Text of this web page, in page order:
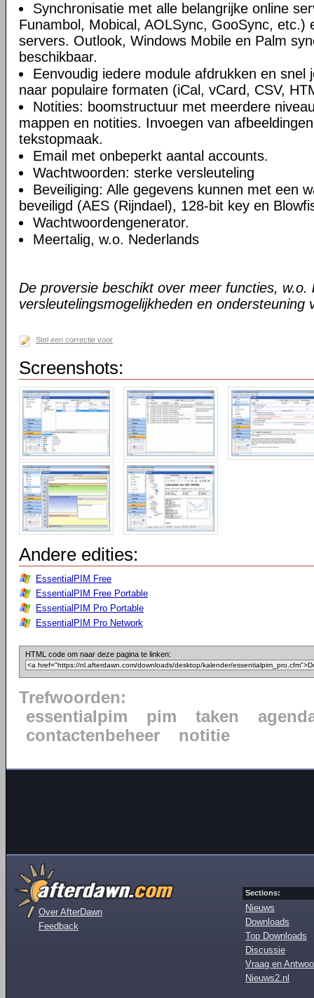
Synchronisatie met alle belangrijke online
Funambol, Mobical, AOLSync, GooSync, etc.)
servers. Outlook, Windows Mobile en Palm
beschikbaar.
Eenvoudig iedere module afdrukken en snel
naar populaire formaten (iCal, vCard, CSV,
Notities: boomstructuur met meerdere
mappen en notities. Invoegen van
tekstopmaak.
Email met onbeperkt aantal accounts.
Wachtwoorden: sterke versleuteling
Beveiliging: Alle gegevens kunnen met een
beveiligd (AES (Rijndael), 128-bit key en
Wachtwoordengenerator.
Meertalig, w.o. Nederlands
De proversie beschikt over meer functies, w.o.
versleutelingsmogelijkheden en ondersteuning
Stel een correctie voor
Screenshots:
Andere edities:
EssentialPIM Free
EssentialPIM Free Portable
EssentialPIM Pro Portable
EssentialPIM Pro Network
HTML code om naar deze pagina te linken:
Trefwoorden:
essentialpim
pim taken
contactenbeheer
notitie
Over AfterDawn
Feedback
Sections:
Nieuws
Downloads
Top Downloads
Discussie
Vraag en
Nieuws2.nl